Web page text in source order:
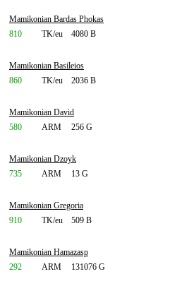
Mamikonian Bardas Phokas
810
TK/eu 4080 B
Mamikonian Basileios
860
TK/eu 2036 B
Mamikonian David
580
ARM 256 G
Mamikonian Dzoyk
735
ARM 13 G
Mamikonian Gregoria
910
TK/eu 509 B
Mamikonian Hamazasp
292
ARM 131076 G